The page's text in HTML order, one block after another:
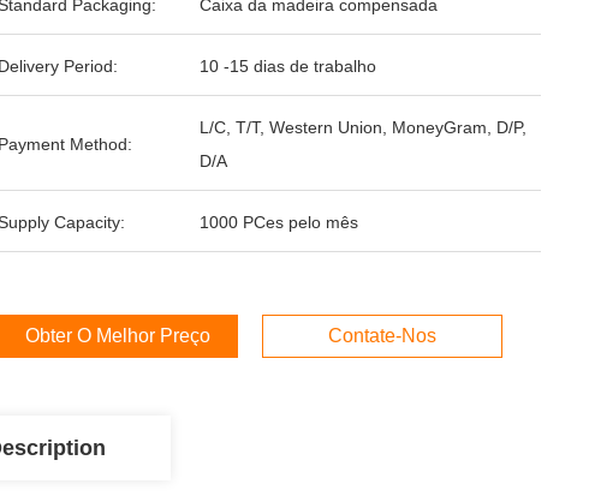
Packaging: Caixa da madeira compensada
Delivery Period: 10 -15 dias de trabalho
Payment Method:
L/C, T/T, Western Union, MoneyGram, D/P,
D/A
Capacity: 1000 PCes pelo mês
Obter O Melhor Preço Contate-Nos